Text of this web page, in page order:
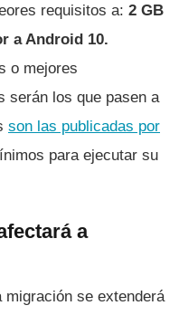
requisitos a: 2 GB
a Android 10.
o mejores
serán los que pasen a
son las publicadas por
para ejecutar su
a
migración se extenderá